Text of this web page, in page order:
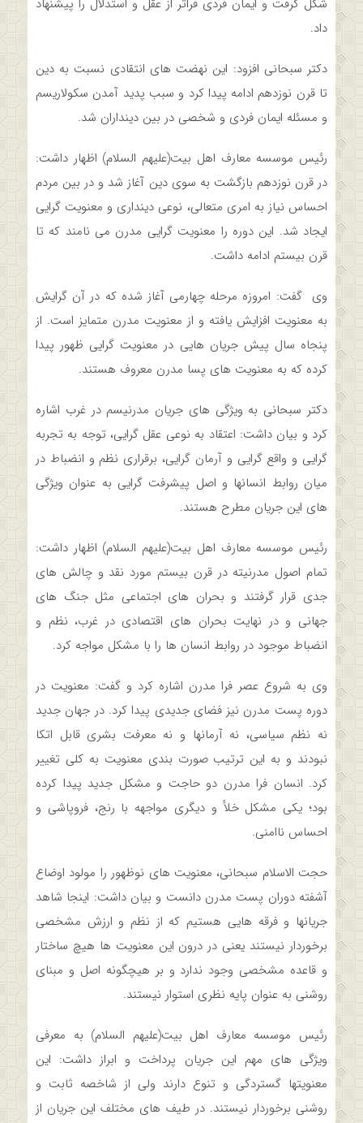
شکل گرفت و ایمان فردی فراتر از عقل و استدلال را پیشنهاد
داد.
دکتر سبحانی افزود: این نهضت­ های انتقادی نسبت به دین
تا قرن نوزدهم ادامه پیدا کرد و سبب پدید آمدن سکولاریسم
و مسئله ایمان فردی و شخصی در بین دینداران شد.
رئیس موسسه معارف اهل بیت(علیهم السلام) اظهار داشت:
در قرن نوزدهم بازگشت به سوی دین آغاز شد و در بین مردم
احساس نیاز به امری متعالی، نوعی دینداری و معنویت گرایی
ایجاد شد. این دوره را معنویت گرایی مدرن می نامند که تا
قرن بیستم ادامه داشت.
وی گفت: امروزه مرحله چهارمی آغاز شده که در آن گرایش
به معنویت افزایش یافته و از معنویت مدرن متمایز است. از
پنجاه سال پیش جریان هایی در معنویت گرایی ظهور پیدا
کرده‌ که به معنویت های پسا مدرن معروف هستند.
دکتر سبحانی به ویژگی های جریان مدرنیسم در غرب اشاره
کرد و بیان داشت: اعتقاد به نوعی عقل گرایی، توجه به تجربه
گرایی و واقع گرایی و آرمان گرایی، برقراری نظم و انضباط در
میان روابط انسان­ها و اصل پیشرفت گرایی به عنوان ویژگی
های این جریان مطرح هستند.
رئیس موسسه معارف اهل بیت(علیهم السلام) اظهار داشت:
تمام اصول مدرنیته در قرن بیستم مورد نقد و چالش های
جدی قرار گرفتند و بحران های اجتماعی مثل جنگ های
جهانی و در نهایت بحران های اقتصادی در غرب، نظم و
انضباط موجود در روابط انسان ها را با مشکل مواجه کرد.
وی به شروع عصر فرا مدرن اشاره کرد و گفت: معنویت در
دوره پست مدرن نیز فضای جدیدی پیدا کرد. در جهان جدید
نه نظم سیاسی، نه آرمان­ها و نه معرفت بشری قابل اتکا
نبودند و به این ترتیب صورت بندی معنویت به کلی تغییر
کرد. انسان فرا مدرن دو حاجت و مشکل جدید پیدا کرده
بود؛ یکی مشکل خلأ و دیگری مواجهه با رنج­، فروپاشی و
احساس ناامنی.
حجت الاسلام سبحانی، معنویت های نوظهور را مولود اوضاع
آشفته دوران پست مدرن دانست و بیان داشت: اینجا شاهد
جریان­ها و فرقه هایی هستیم که از نظم و ارزش مشخصی
برخوردار نیستند یعنی در درون این معنویت ها هیچ ساختار
و قاعده مشخصی وجود ندارد و بر هیچ­گونه اصل و مبنای
روشنی به عنوان پایه نظری استوار نیستند.
رئیس موسسه معارف اهل بیت(علیهم السلام) به معرفی
ویژگی های مهم این جریان­ پرداخت و ابراز داشت: این
معنویت­ها گستردگی و تنوع دارند ولی از شاخصه ثابت و
روشنی برخوردار نیستند. در طیف های مختلف این جریان از